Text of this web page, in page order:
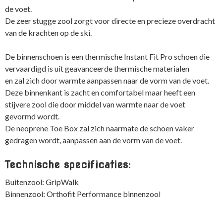
de voet.
De zeer stugge zool zorgt voor directe en precieze overdracht
van de krachten op de ski.
De binnenschoen is een thermische Instant Fit Pro schoen die
vervaardigd is uit geavanceerde thermische materialen
en zal zich door warmte aanpassen naar de vorm van de voet.
Deze binnenkant is zacht en comfortabel maar heeft een
stijvere zool die door middel van warmte naar de voet
gevormd wordt.
De neoprene Toe Box zal zich naarmate de schoen vaker
gedragen wordt, aanpassen aan de vorm van de voet.
Technische specificaties:
Buitenzool: GripWalk
Binnenzool: Orthofit Performance binnenzool